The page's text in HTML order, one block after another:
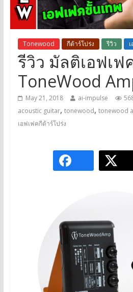
Tonewood กีต้าร์โปร่ง รีวิว
รีวิว มัลติเอฟเฟ
ToneWood
May 21, 2018 ai-impulse
acoustic guitar, tonewood, tonewood
เอฟเฟคกีต้าร์โปร่ง